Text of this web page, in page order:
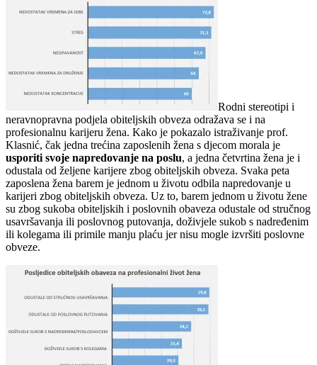
Rodni stereotipi i
neravnopravna podjela obiteljskih obveza odražava se i na
profesionalnu karijeru žena. Kako je pokazalo istraživanje prof.
Klasnić, čak jedna trećina zaposlenih žena s djecom morala je
usporiti svoje napredovanje na poslu, a jedna četvrtina žena je i
odustala od željene karijere zbog obiteljskih obveza. Svaka peta
zaposlena žena barem je jednom u životu odbila napredovanje u
karijeri zbog obiteljskih obveza. Uz to, barem jednom u životu žene
su zbog sukoba obiteljskih i poslovnih obaveza odustale od stručnog
usavršavanja ili poslovnog putovanja, doživjele sukob s nadređenim
ili kolegama ili primile manju plaću jer nisu mogle izvršiti poslovne
obveze.